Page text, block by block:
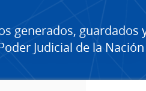
generados, guardados
Judicial de la Nación